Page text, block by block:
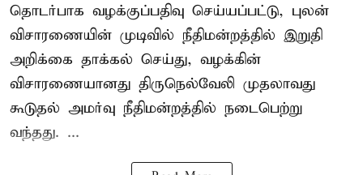
தொடர்பாக வழக்குப்பதிவு செய்யப்பட்டு, புலன்
விசாரணையின் முடிவில் நீதிமன்றத்தில் இறுதி
அறிக்கை தாக்கல் செய்து, வழக்கின்
விசாரணையானது திருநெல்வேலி முதலாவது
கூடுதல் அமர்வு நீதிமன்றத்தில் நடைபெற்று
வந்தது. ...